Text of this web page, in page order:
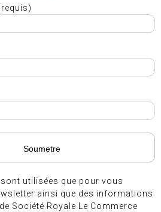
utilisées que pour vous
ainsi que des informations
Société Royale Le Commerce